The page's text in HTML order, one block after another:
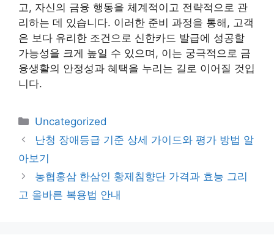
고, 자신의 금융 행동을 체계적이고 전략적으로 관
리하는 데 있습니다. 이러한 준비 과정을 통해, 고객
은 보다 유리한 조건으로 신한카드 발급에 성공할
가능성을 크게 높일 수 있으며, 이는 궁극적으로 금
융생활의 안정성과 혜택을 누리는 길로 이어질 것입
니다.
카
테
리
Uncategorized
난청 장애등급 기준 상세 가이드와 평가 방법 알
아보기
농협홍삼 한삼인 황제침향단 가격과 효능 그리
고 올바른 복용법 안내